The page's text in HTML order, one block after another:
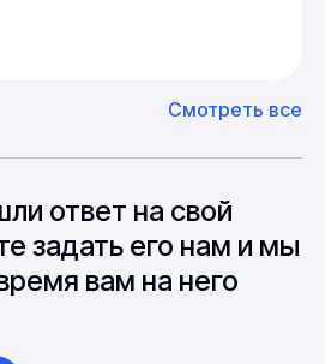
от различных
до 1 недели.
поставок из Европы и
партнеров мы сможем
с документацией и
Смотреть все
ответ на свой
задать его нам и мы
вам на него